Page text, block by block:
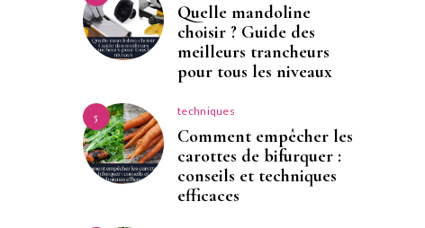
Quelle mandoline
choisir ? Guide des
meilleurs trancheurs
pour tous les niveaux
5 techniques
Comment empêcher les
carottes de bifurquer :
conseils et techniques
efficaces